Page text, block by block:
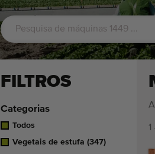
FILTROS
Categorias
Todos
Vegetais de estufa (347)